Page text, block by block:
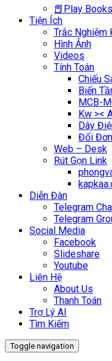
📕Play Books
Tiện Ích
Trắc Nghiệm
Hình Ảnh
Videos
Tính Toán
Chiếu
Biến
MCB-
Kw ><
Dây
Đổi
Web – Desk
Rút Gọn Link
Diễn Đàn
Telegram
Telegram
Social Media
Facebook
Slideshare
Youtube
Liên Hệ
About Us
Thanh Toán
Trợ Lý AI
Tìm Kiếm
Toggle navigation